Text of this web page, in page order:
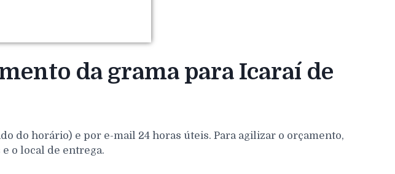
da grama para Icaraí de
do horário) e por e-mail 24 horas úteis. Para agilizar o orçamento,
o local de entrega.